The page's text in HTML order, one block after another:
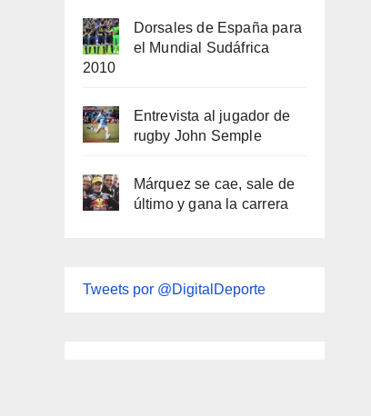
Dorsales de España para
el Mundial Sudáfrica
2010
Entrevista al jugador de
rugby John Semple
Márquez se cae, sale de
último y gana la carrera
Tweets por @DigitalDeporte